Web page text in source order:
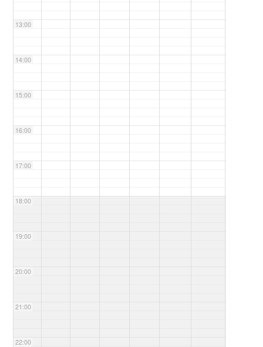
13:00
14:00
15:00
16:00
17:00
18:00
19:00
20:00
21:00
22:00